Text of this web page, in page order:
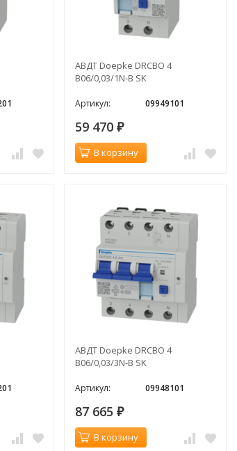
АВДТ Doepke DRCBO 4
B06/0,03/1N-B SK
Артикул: 09949101
59 470 ₽
В корзину
АВДТ Doepke DRCBO 4
B06/0,03/3N-B SK
Артикул: 09948101
87 665 ₽
В корзину